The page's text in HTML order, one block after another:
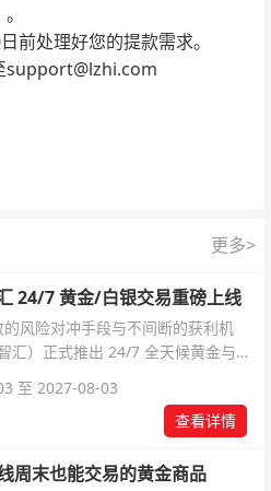
前处理好您的提款需求。
support@lzhi.com
更多>
24/7 黄金/白银交易重磅上线
风险对冲手段与不间断的获利机
汇）正式推出 24/7 全天候黄金与白
细则。
至 2027-08-03
查看详情
周末也能交易的黄金商品